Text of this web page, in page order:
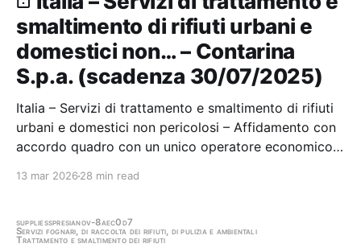
smaltimento di rifiuti urbani e
domestici non… – Contarina
S.p.a. (scadenza 30/07/2025)
Italia – Servizi di trattamento e smaltimento di rifiuti
urbani e domestici non pericolosi – Affidamento con
accordo quadro con un unico operatore economico
13 mar 2026 28 min read
suppliesspresianov-8aec0d7
Servizi fognari, di raccolta dei rifiuti, di pulizia e ambientali
Trattamento e smaltimento dei rifiuti